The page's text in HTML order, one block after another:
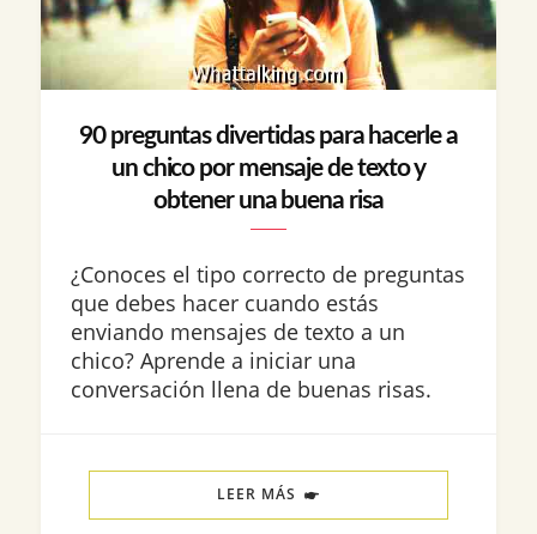
90 preguntas divertidas para hacerle a
un chico por mensaje de texto y
obtener una buena risa
¿Conoces el tipo correcto de preguntas
que debes hacer cuando estás
enviando mensajes de texto a un
chico? Aprende a iniciar una
conversación llena de buenas risas.
LEER MÁS